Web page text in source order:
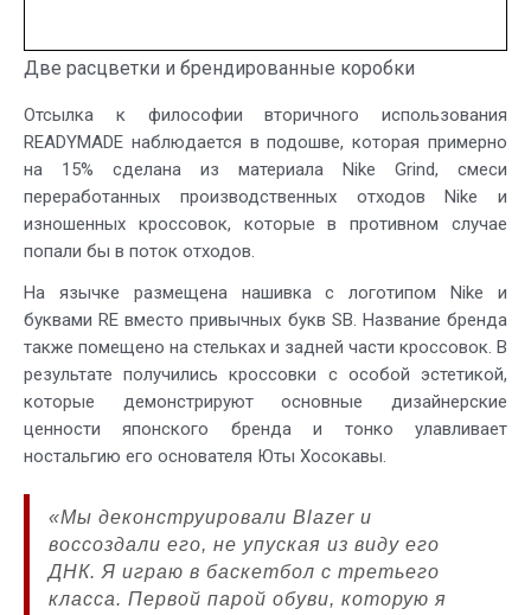
Две расцветки и брендированные коробки
Отсылка к философии вторичного использования
READYMADE наблюдается в подошве, которая примерно
на 15% сделана из материала Nike Grind, смеси
переработанных производственных отходов Nike и
изношенных кроссовок, которые в противном случае
попали бы в поток отходов.
На язычке размещена нашивка с логотипом Nike и
буквами RE вместо привычных букв SB. Название бренда
также помещено на стельках и задней части кроссовок. В
результате получились кроссовки с особой эстетикой,
которые демонстрируют основные дизайнерские
ценности японского бренда и тонко улавливает
ностальгию его основателя Юты Хосокавы.
«Мы деконструировали Blazer и
воссоздали его, не упуская из виду его
ДНК. Я играю в баскетбол с третьего
класса. Первой парой обуви, которую я